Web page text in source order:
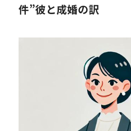
件”彼と成婚の訳